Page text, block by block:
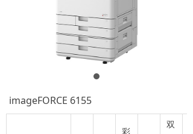
彩
双
imageFORCE 6155